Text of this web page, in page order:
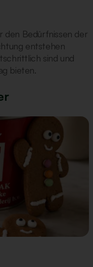
den Bedürfnissen der
entstehen
sind und
bieten.